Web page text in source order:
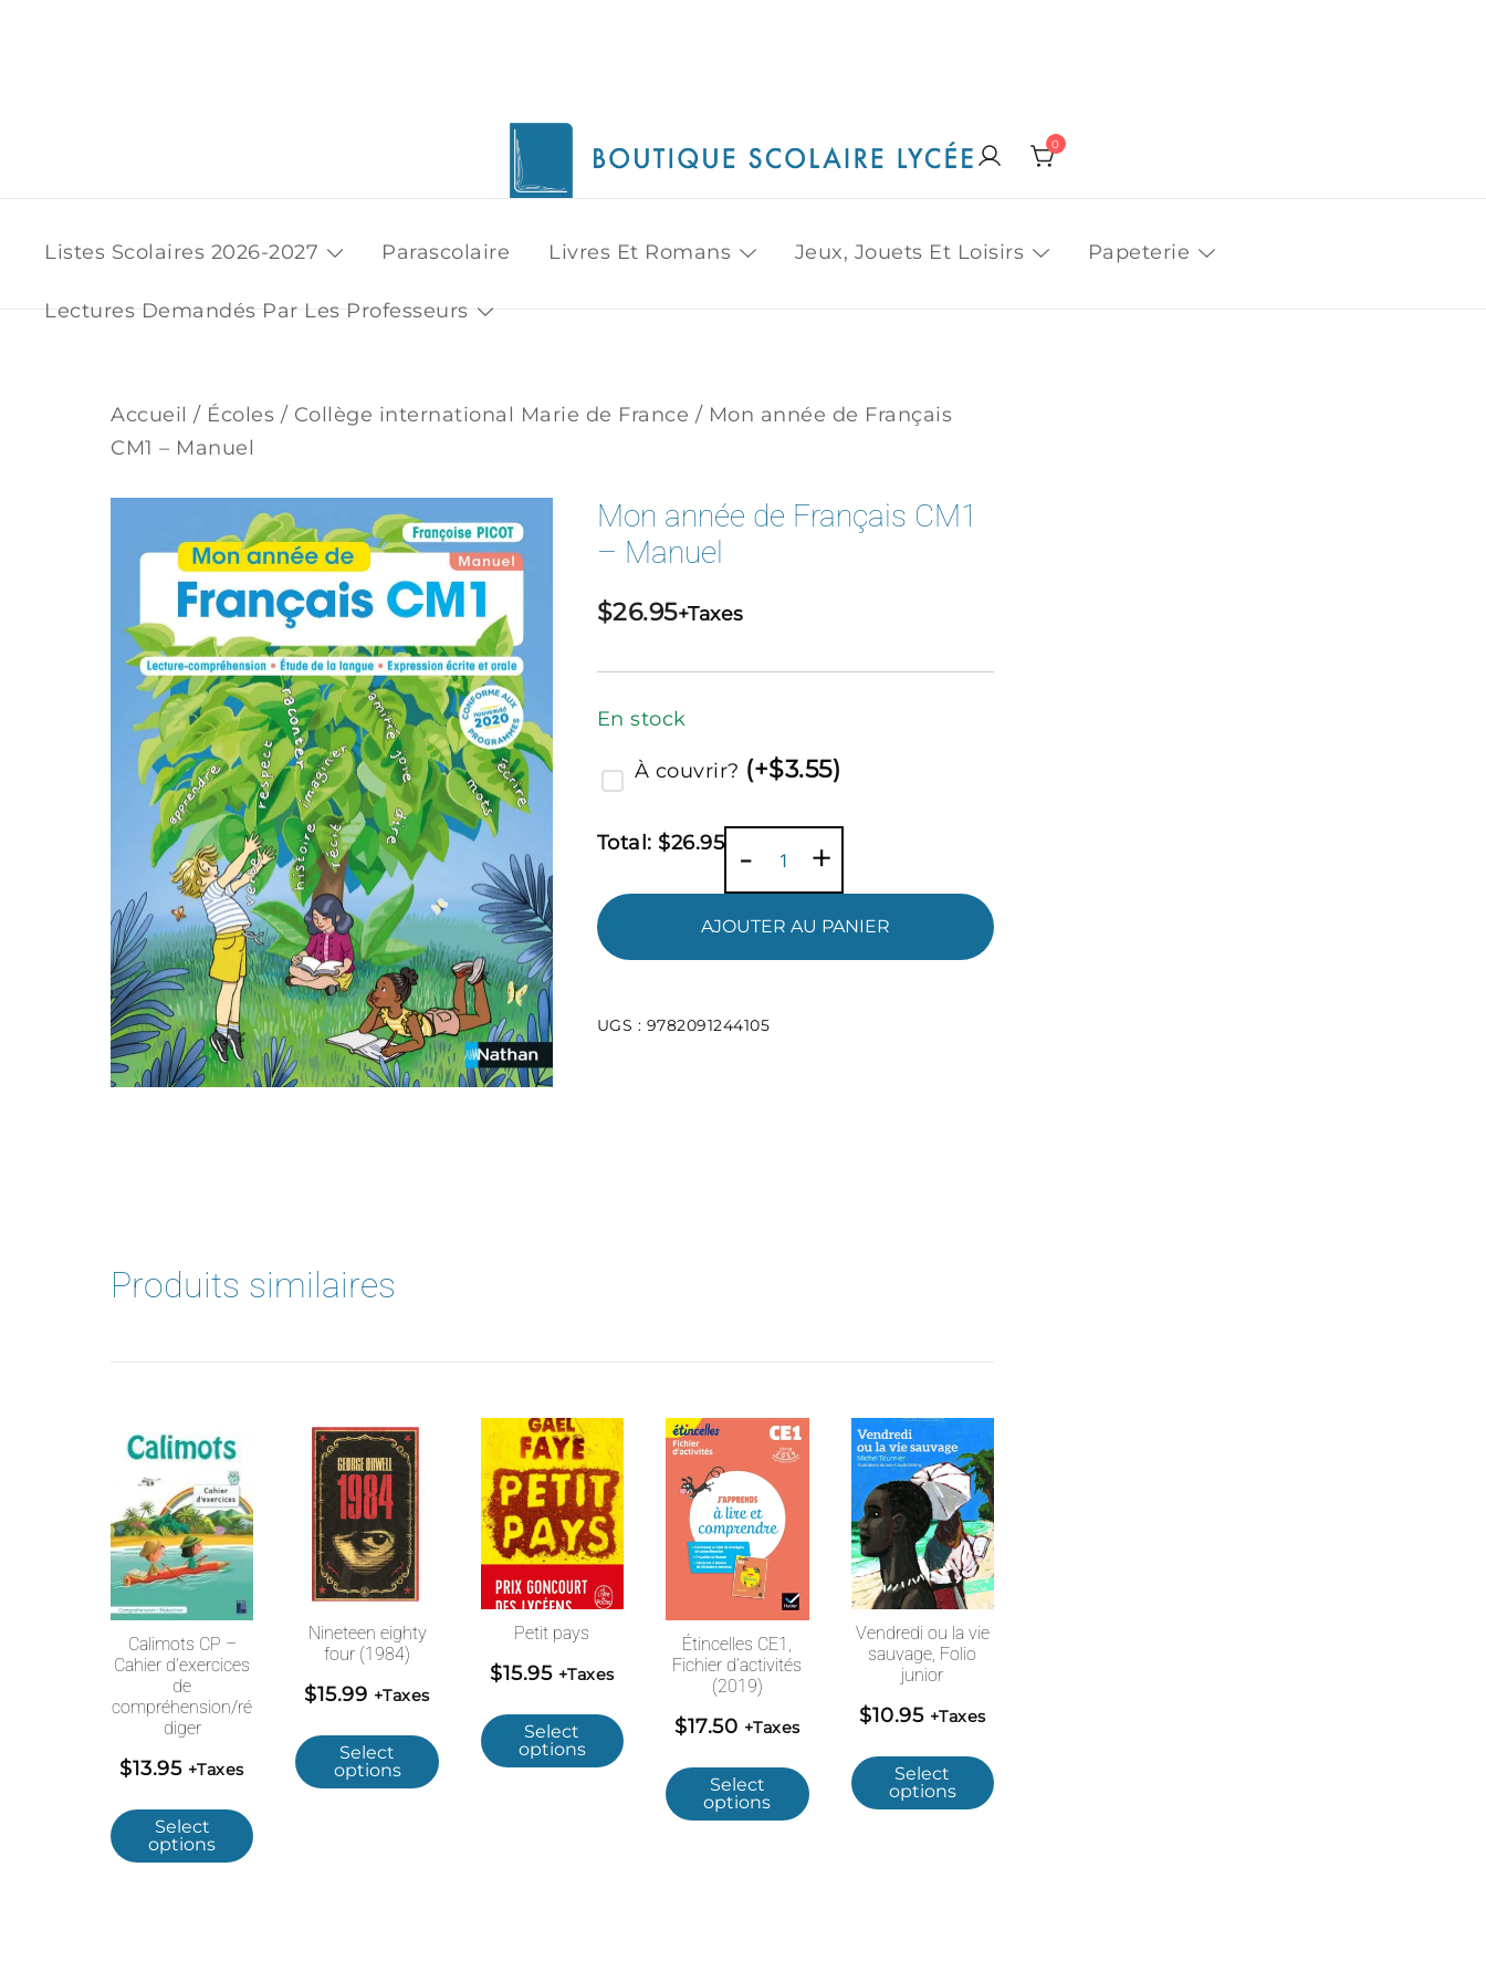
0
Listes Scolaires 2026-2027 Parascolaire Livres Et Romans Jeux, Jouets Et Loisirs Papeterie
Lectures Demandés Par Les Professeurs
Accueil / Écoles / Collège international Marie de France / Mon année de Français
CM1 – Manuel
Mon année de Français CM1
– Manuel
$26.95+Taxes
En stock
À couvrir? (+$3.55)
Total: $26.95 -
quantité
+
AJOUTER AU PANIER
UGS : 9782091244105
Produits similaires
Calimots CP –
Cahier d’exercices
de
compréhension/ré
diger
$13.95 +Taxes
Select
options
Nineteen eighty
four (1984)
$15.99 +Taxes
Select
options
Petit pays
$15.95 +Taxes
Select
options
Étincelles CE1,
Fichier d’activités
(2019)
$17.50 +Taxes
Select
options
Vendredi ou la vie
sauvage, Folio
junior
$10.95 +Taxes
Select
options